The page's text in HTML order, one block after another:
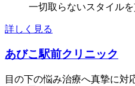
一切取らないスタイルを
詳しく見る
あびこ駅前クリニック
目の下の悩み治療へ真摯に対